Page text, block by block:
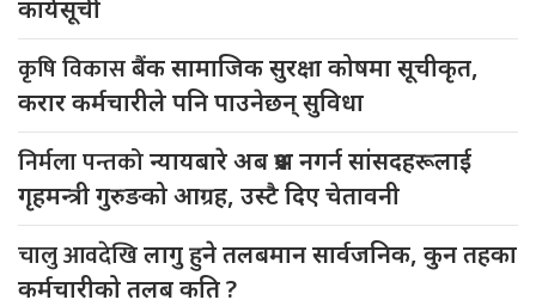
कार्यसूची
कृषि विकासबैंक सामाजिक सुरक्षा कोषमा सूचीकृत,
करार कर्मचारीले पनि पाउनेछन् सुविधा
निर्मला पन्तकोन्यायबारे अब प्रश्न नगर्न सांसदहरूलाई
गृहमन्त्री गुरुङको आग्रह, उस्टै दिए चेतावनी
चालु आवदेखिलागु हुने तलबमान सार्वजनिक, कुन तहका
कर्मचारीको तलब कति ?